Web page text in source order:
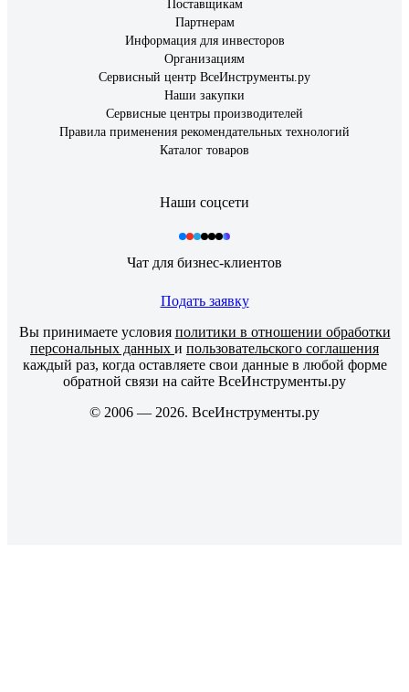
Поставщикам
Партнерам
Информация для инвесторов
Организациям
Сервисный центр ВсеИнструменты.ру
Наши закупки
Сервисные центры производителей
Правила применения рекомендательных технологий
Каталог товаров
Наши соцсети
Чат для бизнес-клиентов
Подать заявку
Вы принимаете условия политики в отношении обработки
персональных данных и пользовательского соглашения
каждый раз, когда оставляете свои данные в любой форме
обратной связи на сайте ВсеИнструменты.ру
© 2006 — 2026. ВсеИнструменты.ру